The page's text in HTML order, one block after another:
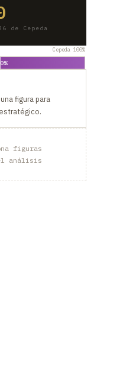
de Cepeda
Cepeda 100%
figura para
figuras
análisis